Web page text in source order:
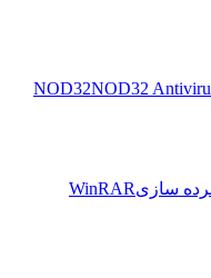
NOD32
سازیWinRAR